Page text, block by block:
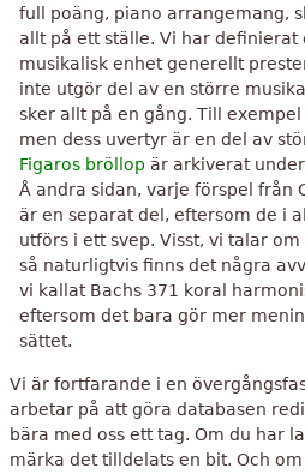
full poäng, piano arrangemang,
allt på ett ställe. Vi har definierat
musikalisk enhet generellt
inte utgör del av en större
sker allt på en gång. Till
men dess uvertyr är en del av
Figaros bröllop är arkiverat
Å andra sidan, varje förspel från
är en separat del, eftersom de i
utförs i ett svep. Visst, vi talar
så naturligtvis finns det några
vi kallat Bachs 371 koral
eftersom det bara gör mer
sättet.
Vi är fortfarande i en
arbetar på att göra databasen
bära med oss ​​ett tag. Om du har
märka det tilldelats en bit. Och